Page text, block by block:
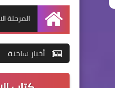
الرئيسية
المرحلة
أخبار ساخنة